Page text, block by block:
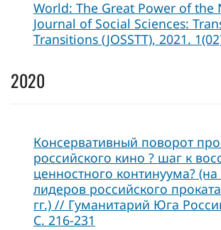
World: The Great Power of the
Journal of Social Sciences:
Transitions (JOSSTT), 2021.
2020
Консервативный поворот
российского кино ? шаг к
ценностного континуума?
лидеров российского
гг.) // Гуманитарий Юга
С. 216-231